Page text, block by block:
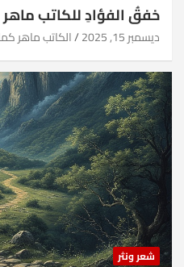
خفقُ الفؤادِ للكاتب
ديسمبر 15, 2025 الكاتب ماهر
شعر ونثر